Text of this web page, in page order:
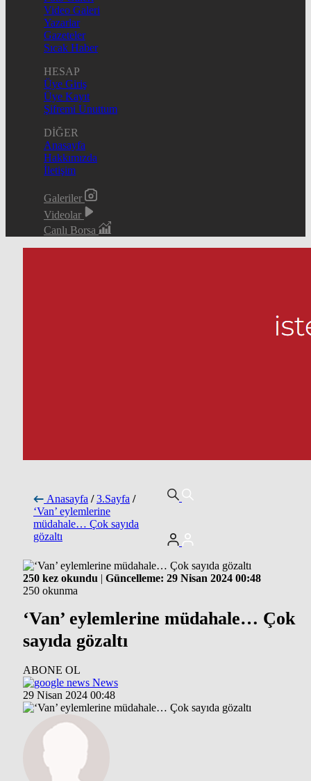
Video Galeri
Yazarlar
Gazeteler
Sıcak Haber
HESAP
Üye Giriş
Üye Kayıt
Şifremi Unuttum
DİĞER
Anasayfa
Hakkımızda
İletişim
Galeriler
Videolar
Canlı Borsa
Anasayfa / 3.Sayfa /
‘Van’ eylemlerine
müdahale… Çok sayıda
gözaltı
250 kez okundu | Güncelleme: 29 Nisan 2024 00:48
250 okunma
‘Van’ eylemlerine müdahale… Çok
sayıda gözaltı
ABONE OL
News
29 Nisan 2024 00:48